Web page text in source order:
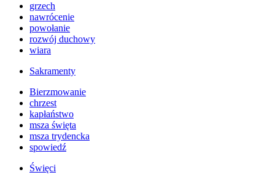
grzech
nawrócenie
powołanie
rozwój duchowy
wiara
Sakramenty
Bierzmowanie
chrzest
kapłaństwo
msza święta
msza trydencka
spowiedź
Święci